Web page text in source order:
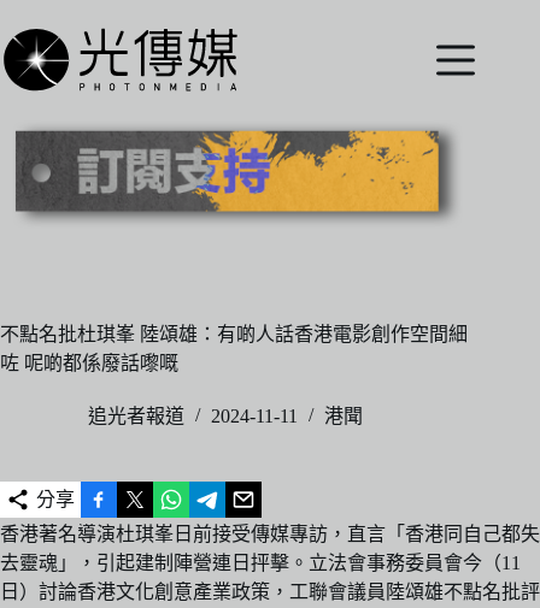
至
主
內
不點名批杜琪峯 陸頌雄：有啲人話香港電影創作空間細
咗 呢啲都係廢話嚟嘅
追光者報道 2024-11-11 港聞
分享
香港著名導演杜琪峯日前接受傳媒專訪，直言「香港同自己都失
去靈魂」，引起建制陣營連日抨擊。立法會事務委員會今（11
日）討論香港文化創意產業政策，工聯會議員陸頌雄不點名批評